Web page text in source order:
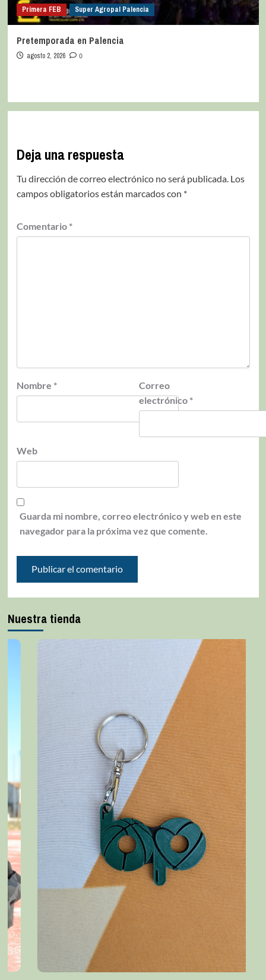
Primera FEB Super Agropal Palencia
Pretemporada en Palencia
agosto 2, 2026 0
Deja una respuesta
Tu dirección de correo electrónico no será publicada. Los
campos obligatorios están marcados con *
Comentario *
Nombre *
Correo
electrónico *
Web
Guarda mi nombre, correo electrónico y web en este
navegador para la próxima vez que comente.
Nuestra tienda